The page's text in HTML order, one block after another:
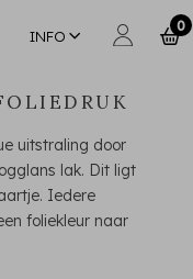
INFO
0
uitstraling door
lak. Dit ligt
Iedere
foliekleur naar